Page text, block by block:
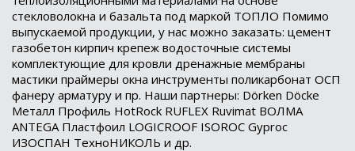
стекловолокна и базальта под маркой ТОПЛО Помимо
выпускаемой продукции, у нас можно заказать: цемент
газобетон кирпич крепеж водосточные системы
комплектующие для кровли дренажные мембраны
мастики праймеры окна инструменты поликарбонат ОСП
фанеру арматуру и пр. Наши партнеры: Dörken Döcke
Металл Профиль HotRock RUFLEX Ruvimat ВОЛМА
ANTEGA Пластфоил LOGICROOF ISOROC Gyproc
ИЗОСПАН ТехноНИКОЛЬ и др.